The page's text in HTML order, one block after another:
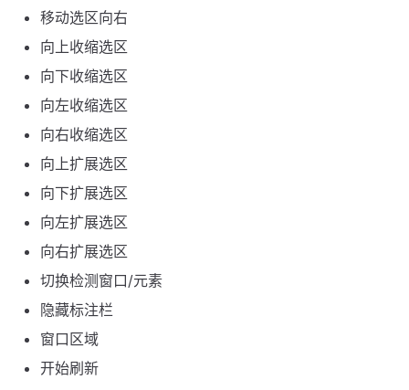
移动选区向右
向上收缩选区
向下收缩选区
向左收缩选区
向右收缩选区
向上扩展选区
向下扩展选区
向左扩展选区
向右扩展选区
切换检测窗口/元素
隐藏标注栏
窗口区域
开始刷新